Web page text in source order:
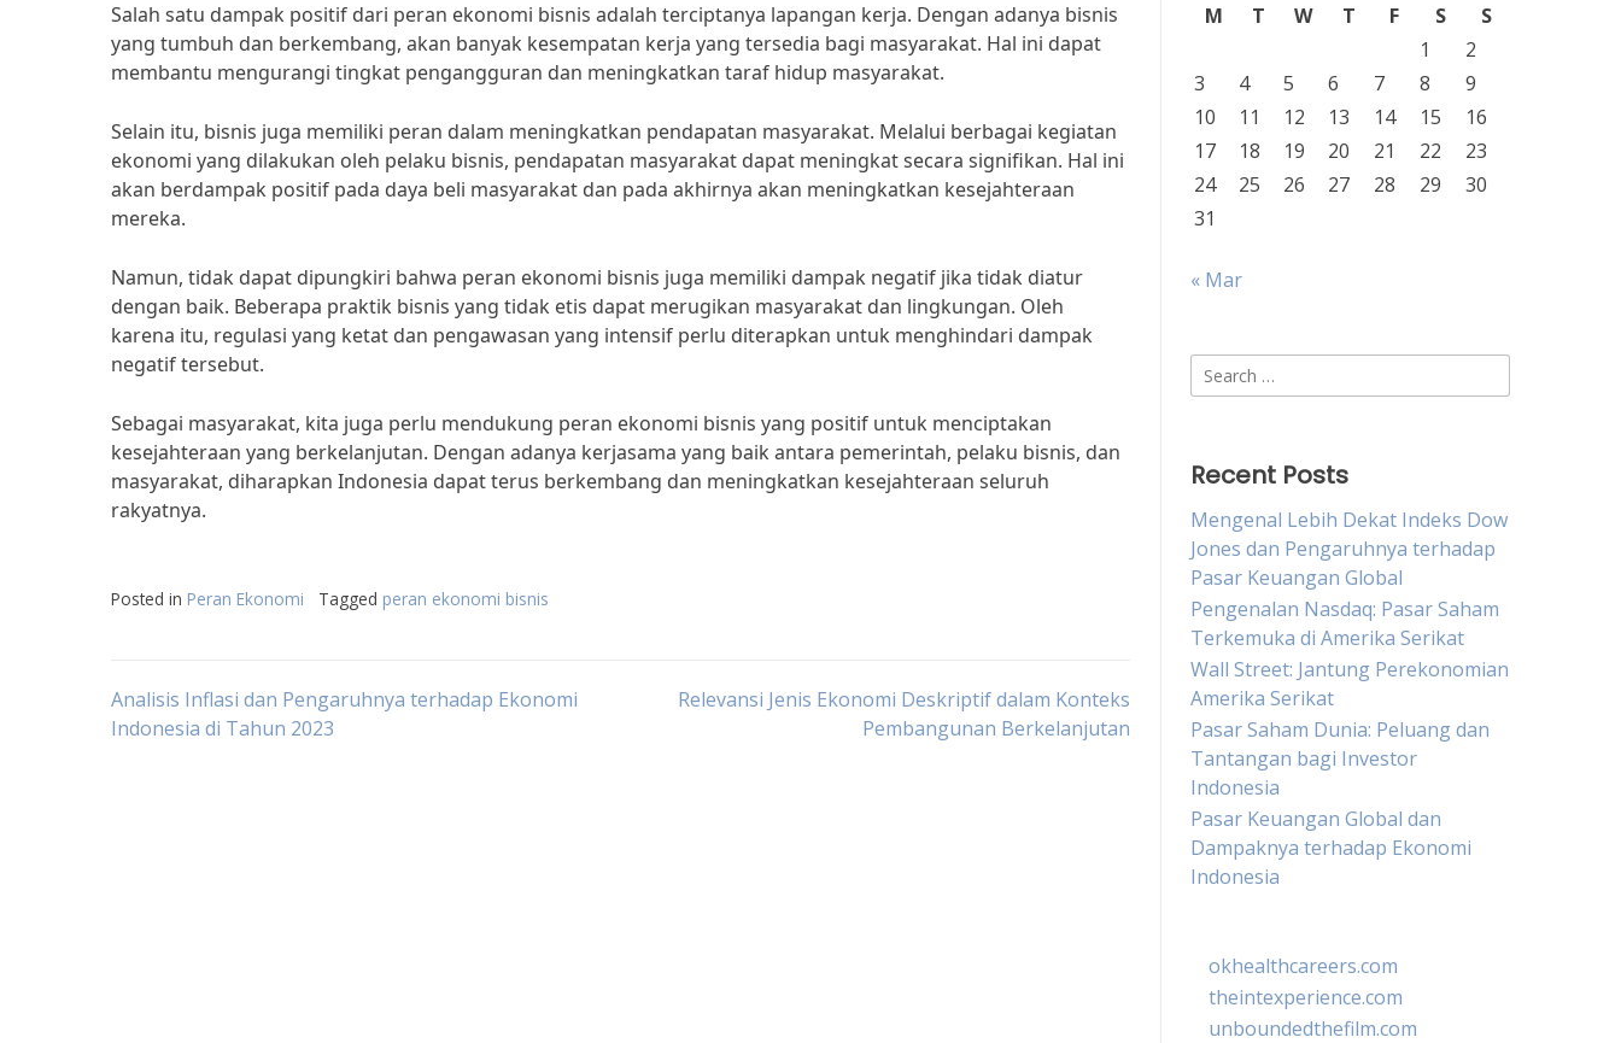
Salah satu dampak positif dari peran ekonomi bisnis adalah terciptanya lapangan kerja. Dengan adanya bisnis
yang tumbuh dan berkembang, akan banyak kesempatan kerja yang tersedia bagi masyarakat. Hal ini dapat
membantu mengurangi tingkat pengangguran dan meningkatkan taraf hidup masyarakat.
Selain itu, bisnis juga memiliki peran dalam meningkatkan pendapatan masyarakat. Melalui berbagai kegiatan
ekonomi yang dilakukan oleh pelaku bisnis, pendapatan masyarakat dapat meningkat secara signifikan. Hal ini
akan berdampak positif pada daya beli masyarakat dan pada akhirnya akan meningkatkan kesejahteraan
mereka.
Namun, tidak dapat dipungkiri bahwa peran ekonomi bisnis juga memiliki dampak negatif jika tidak diatur
dengan baik. Beberapa praktik bisnis yang tidak etis dapat merugikan masyarakat dan lingkungan. Oleh
karena itu, regulasi yang ketat dan pengawasan yang intensif perlu diterapkan untuk menghindari dampak
negatif tersebut.
Sebagai masyarakat, kita juga perlu mendukung peran ekonomi bisnis yang positif untuk menciptakan
kesejahteraan yang berkelanjutan. Dengan adanya kerjasama yang baik antara pemerintah, pelaku bisnis, dan
masyarakat, diharapkan Indonesia dapat terus berkembang dan meningkatkan kesejahteraan seluruh
rakyatnya.
Posted in Peran Ekonomi Tagged peran ekonomi bisnis
Post
Analisis Inflasi dan Pengaruhnya terhadap Ekonomi
Indonesia di Tahun 2023
Relevansi Jenis Ekonomi Deskriptif dalam Konteks
Pembangunan Berkelanjutan
M
T W T F S
S
1
2
3
4 5 6 7 8
9
10
11 12 13 14 15
16
17
18 19 20 21 22
23
24
25 26 27 28 29
30
31
« Mar
Search
for:
Recent Posts
Mengenal Lebih Dekat Indeks Dow
Jones dan Pengaruhnya terhadap
Pasar Keuangan Global
Pengenalan Nasdaq: Pasar Saham
Terkemuka di Amerika Serikat
Wall Street: Jantung Perekonomian
Amerika Serikat
Pasar Saham Dunia: Peluang dan
Tantangan bagi Investor
Indonesia
Pasar Keuangan Global dan
Dampaknya terhadap Ekonomi
Indonesia
okhealthcareers.com
theintexperience.com
unboundedthefilm.com